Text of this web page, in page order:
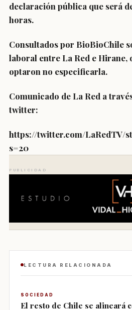
declaración pública que será
horas.
Consultados por BioBioChile
laboral entre La Red e Hirane,
optaron no especificarla.
Comunicado de La Red a
twitter:
https://twitter.com/LaRedTV/
s=20
PUBLICIDAD
LECTURA RELACIONADA
SOCIEDAD
El resto de Chile se alineará